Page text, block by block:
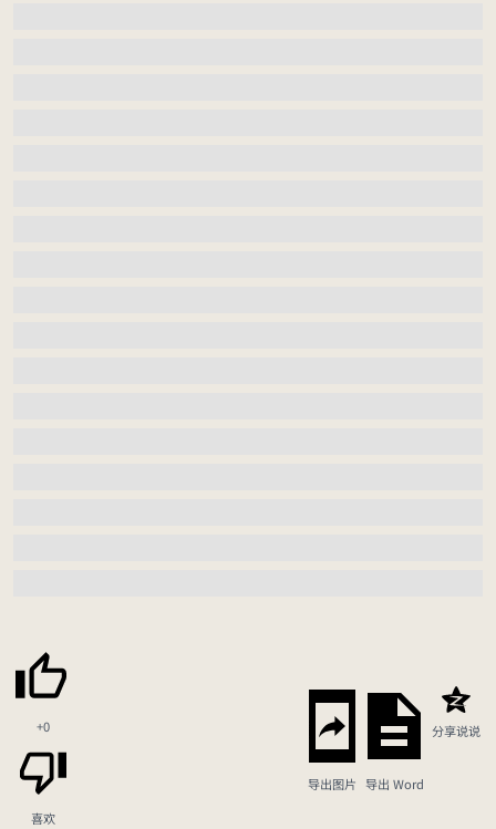
+0
喜欢
导出图片 导出 Word
分享说说